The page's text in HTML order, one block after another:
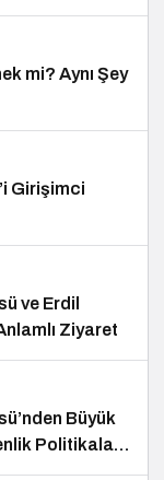
mi? Aynı Şey
Girişimci
ve Erdil
Ziyaret
Büyük
Politikaları